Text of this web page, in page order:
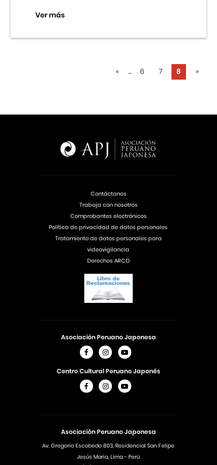
Ver más
« ... 6 7 8 »
Asociación Peruano Japonesa
Av. Gregorio Escobedo 803, Residencial San Felipe
Jesús Maria, Lima - Perú
Asociación Peruano Japonesa
Centro Cultural Peruano Japonés
Contáctanos
Trabaja con nosotros
Comprobantes electrónicos
Política de privacidad de datos personales
Tratamiento de datos personales para
videovigilancia
Derechos ARCO